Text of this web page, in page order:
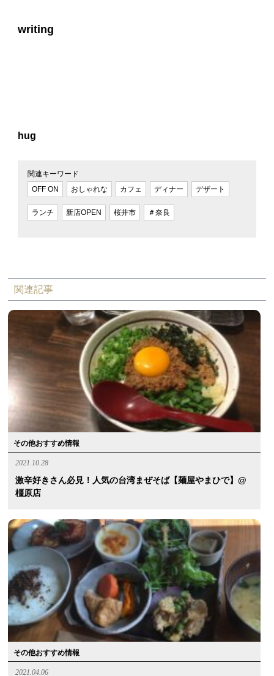
writing
hug
関連キーワード
OFF ON
おしゃれな カフェ ディナー デザート
ランチ 新店OPEN 桜井市 ＃奈良
関連記事
その他おすすめ情報
2021.10.28
激辛好きさん必見！人気の台湾まぜそば【麺屋やまひで】@
橿原店
その他おすすめ情報
2021.04.06